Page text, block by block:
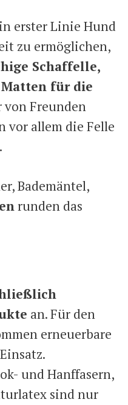
erster Linie Hund
zu ermöglichen,
Schaffelle,
für die
Freunden
vor allem die Felle
Bademäntel,
runden das
an. Für den
erneuerbare
und Hanffasern,
sind nur